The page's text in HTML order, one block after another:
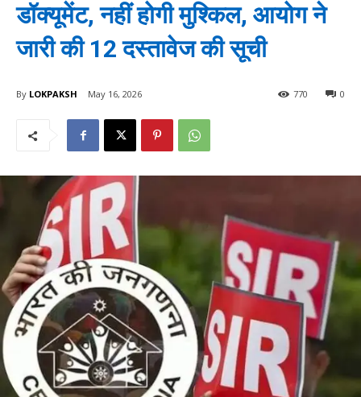
डॉक्यूमेंट, नहीं होगी मुश्किल, आयोग ने
जारी की 12 दस्तावेज की सूची
By LOKPAKSH May 16, 2026 0
770